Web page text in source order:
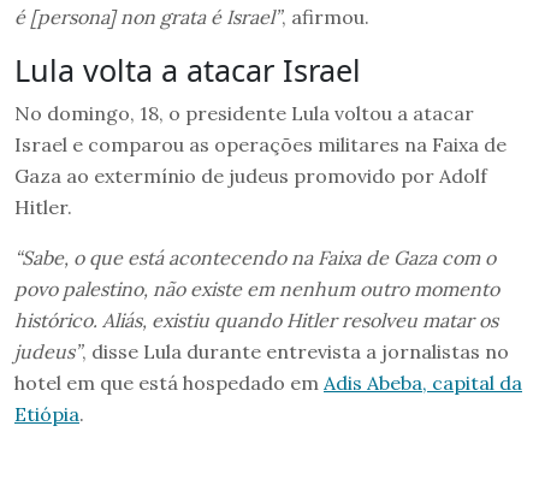
é [persona] non grata é Israel”, afirmou.
Lula volta a atacar Israel
No domingo, 18, o presidente Lula voltou a atacar
Israel e comparou as operações militares na Faixa de
Gaza ao extermínio de judeus promovido por Adolf
Hitler.
“Sabe, o que está acontecendo na Faixa de Gaza com o
povo palestino, não existe em nenhum outro momento
histórico. Aliás, existiu quando Hitler resolveu matar os
judeus”, disse Lula durante entrevista a jornalistas no
hotel em que está hospedado em Adis Abeba, capital da
Etiópia.